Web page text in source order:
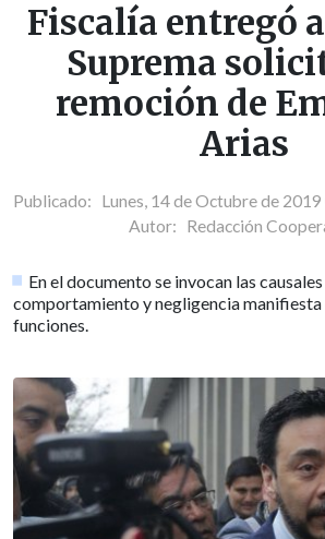
Fiscalía entregó
Suprema
remoción de
Arias
Publicado: Lunes, 14 de Octubre de
Autor: Redacción
En el documento se invocan las
comportamiento y negligencia manifiesta
funciones.